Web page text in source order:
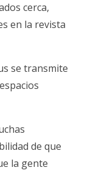
cerca,
en la revista
se transmite
de que
la gente